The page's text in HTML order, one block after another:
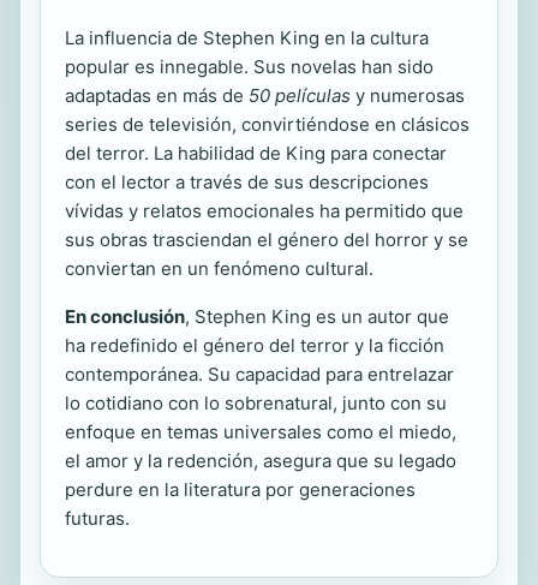
La influencia de Stephen King en la cultura
popular es innegable. Sus novelas han sido
adaptadas en más de 50 películas y numerosas
series de televisión, convirtiéndose en clásicos
del terror. La habilidad de King para conectar
con el lector a través de sus descripciones
vívidas y relatos emocionales ha permitido que
sus obras trasciendan el género del horror y se
conviertan en un fenómeno cultural.
En conclusión, Stephen King es un autor que
ha redefinido el género del terror y la ficción
contemporánea. Su capacidad para entrelazar
lo cotidiano con lo sobrenatural, junto con su
enfoque en temas universales como el miedo,
el amor y la redención, asegura que su legado
perdure en la literatura por generaciones
futuras.